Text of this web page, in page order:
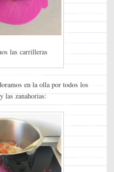
las carrilleras
en la olla por todos los
las zanahorias: